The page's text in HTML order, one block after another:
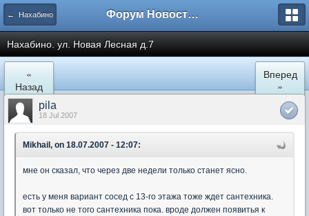
← Нахабино Форум Новостройки
Нахабино. ул. Новая Лесная д.7
«
Назад
Вперед
»
pila
18 Jul 2007
Mikhail, on 18.07.2007 - 12:07:
мне он сказал, что через две недели только станет ясно.
есть у меня вариант сосед с 13-го этажа тоже ждет сантехника.
вот только не того сантехника пока. вроде должен появитья к